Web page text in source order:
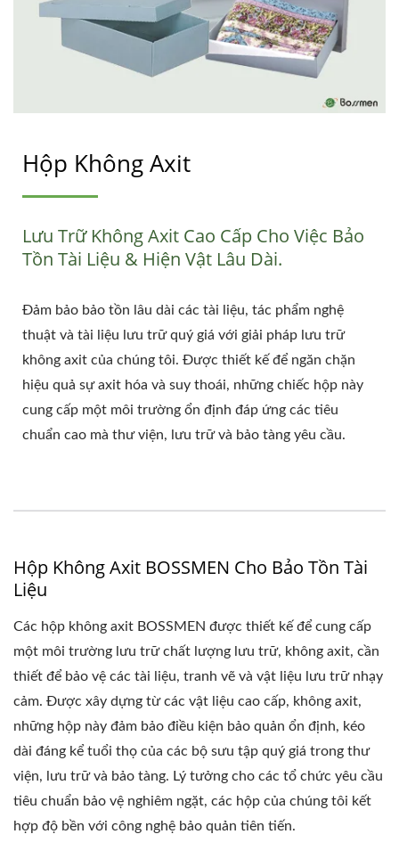
Hộp Không Axit
Lưu Trữ Không Axit Cao Cấp Cho Việc Bảo
Tồn Tài Liệu & Hiện Vật Lâu Dài.
Đảm bảo bảo tồn lâu dài các tài liệu, tác phẩm nghệ
thuật và tài liệu lưu trữ quý giá với giải pháp lưu trữ
không axit của chúng tôi. Được thiết kế để ngăn chặn
hiệu quả sự axit hóa và suy thoái, những chiếc hộp này
cung cấp một môi trường ổn định đáp ứng các tiêu
chuẩn cao mà thư viện, lưu trữ và bảo tàng yêu cầu.
Hộp Không Axit BOSSMEN Cho Bảo Tồn Tài
Liệu
Các hộp không axit BOSSMEN được thiết kế để cung cấp
một môi trường lưu trữ chất lượng lưu trữ, không axit, cần
thiết để bảo vệ các tài liệu, tranh vẽ và vật liệu lưu trữ nhạy
cảm. Được xây dựng từ các vật liệu cao cấp, không axit,
những hộp này đảm bảo điều kiện bảo quản ổn định, kéo
dài đáng kể tuổi thọ của các bộ sưu tập quý giá trong thư
viện, lưu trữ và bảo tàng. Lý tưởng cho các tổ chức yêu cầu
tiêu chuẩn bảo vệ nghiêm ngặt, các hộp của chúng tôi kết
hợp độ bền với công nghệ bảo quản tiên tiến.